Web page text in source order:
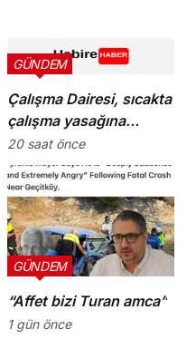
Çalışma Dairesi, sıcakta
çalışma yasağına
uymayan 19 iş yerine
uyarı verdi
GÜNDEM
20 saat önce
“Affet bizi Turan amca”
GÜNDEM
1 gün önce